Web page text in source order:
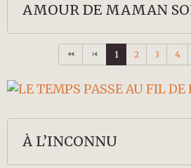
AMOUR DE MAMAN
1 2 3 4
À L’INCONNU